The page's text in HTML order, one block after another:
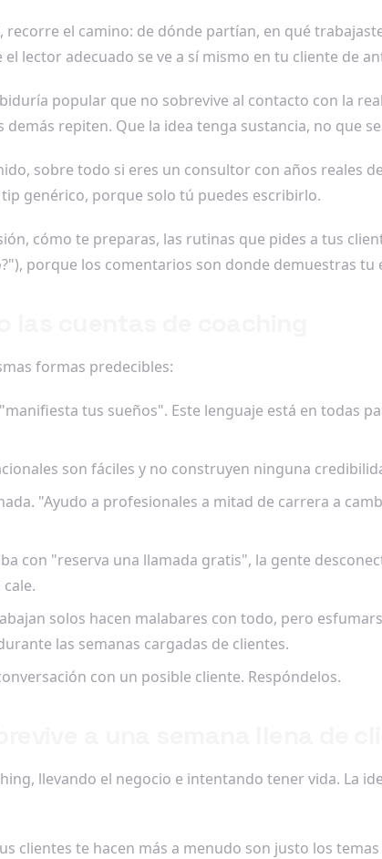
recorre el camino: de dónde partían, en qué
lector adecuado se ve a sí mismo en tu cliente de
popular que no sobrevive al contacto con la
repiten. Que la idea tenga sustancia, no que
sobre todo si eres un consultor con años reales
genérico, porque solo tú puedes escribirlo.
cómo te preparas, las rutinas que pides a tus
porque los comentarios son donde demuestras
formas predecibles:
tus sueños". Este lenguaje está en todas
son fáciles y no construyen ninguna
"Ayudo a profesionales a mitad de carrera a
con "reserva una llamada gratis", la gente
solos hacen malabares con todo, pero
las semanas cargadas de clientes.
con un posible cliente. Respóndelos.
llevando el negocio e intentando tener vida. La
clientes te hacen más a menudo son justo los